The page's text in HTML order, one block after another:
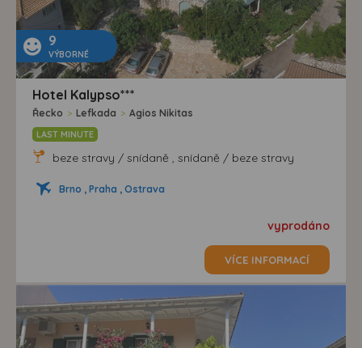
9
VÝBORNÉ
Hotel Kalypso***
Řecko > Lefkada > Agios Nikitas
LAST MINUTE
beze stravy / snídaně , snídaně / beze stravy
Brno , Praha , Ostrava
vyprodáno
VÍCE INFORMACÍ